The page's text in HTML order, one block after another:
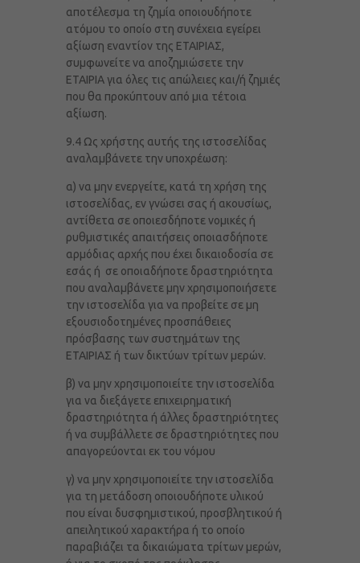
αποτέλεσμα τη ζημία οποιουδήποτε
ατόμου το οποίο στη συνέχεια εγείρει
αξίωση εναντίον της ΕΤΑΙΡΙΑΣ,
συμφωνείτε να αποζημιώσετε την
ΕΤΑΙΡΙΑ για όλες τις απώλειες και/ή ζημιές
που θα προκύπτουν από μια τέτοια
αξίωση.
9.4 Ως χρήστης αυτής της ιστοσελίδας
αναλαμβάνετε την υποχρέωση:
α) να μην ενεργείτε, κατά τη χρήση της
ιστοσελίδας, εν γνώσει σας ή ακουσίως,
αντίθετα σε οποιεσδήποτε νομικές ή
ρυθμιστικές απαιτήσεις οποιασδήποτε
αρμόδιας αρχής που έχει δικαιοδοσία σε
εσάς ή σε οποιαδήποτε δραστηριότητα
που αναλαμβάνετε μην χρησιμοποιήσετε
την ιστοσελίδα για να προβείτε σε μη
εξουσιοδοτημένες προσπάθειες
πρόσβασης των συστημάτων της
ΕΤΑΙΡΙΑΣ ή των δικτύων τρίτων μερών.
β) να μην χρησιμοποιείτε την ιστοσελίδα
για να διεξάγετε επιχειρηματική
δραστηριότητα ή άλλες δραστηριότητες
ή να συμβάλλετε σε δραστηριότητες που
απαγορεύονται εκ του νόμου
γ) να μην χρησιμοποιείτε την ιστοσελίδα
για τη μετάδοση οποιουδήποτε υλικού
που είναι δυσφημιστικού, προσβλητικού ή
απειλητικού χαρακτήρα ή το οποίο
παραβιάζει τα δικαιώματα τρίτων μερών,